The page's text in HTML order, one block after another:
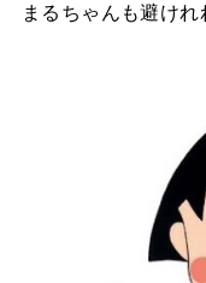
まるちゃんも避け